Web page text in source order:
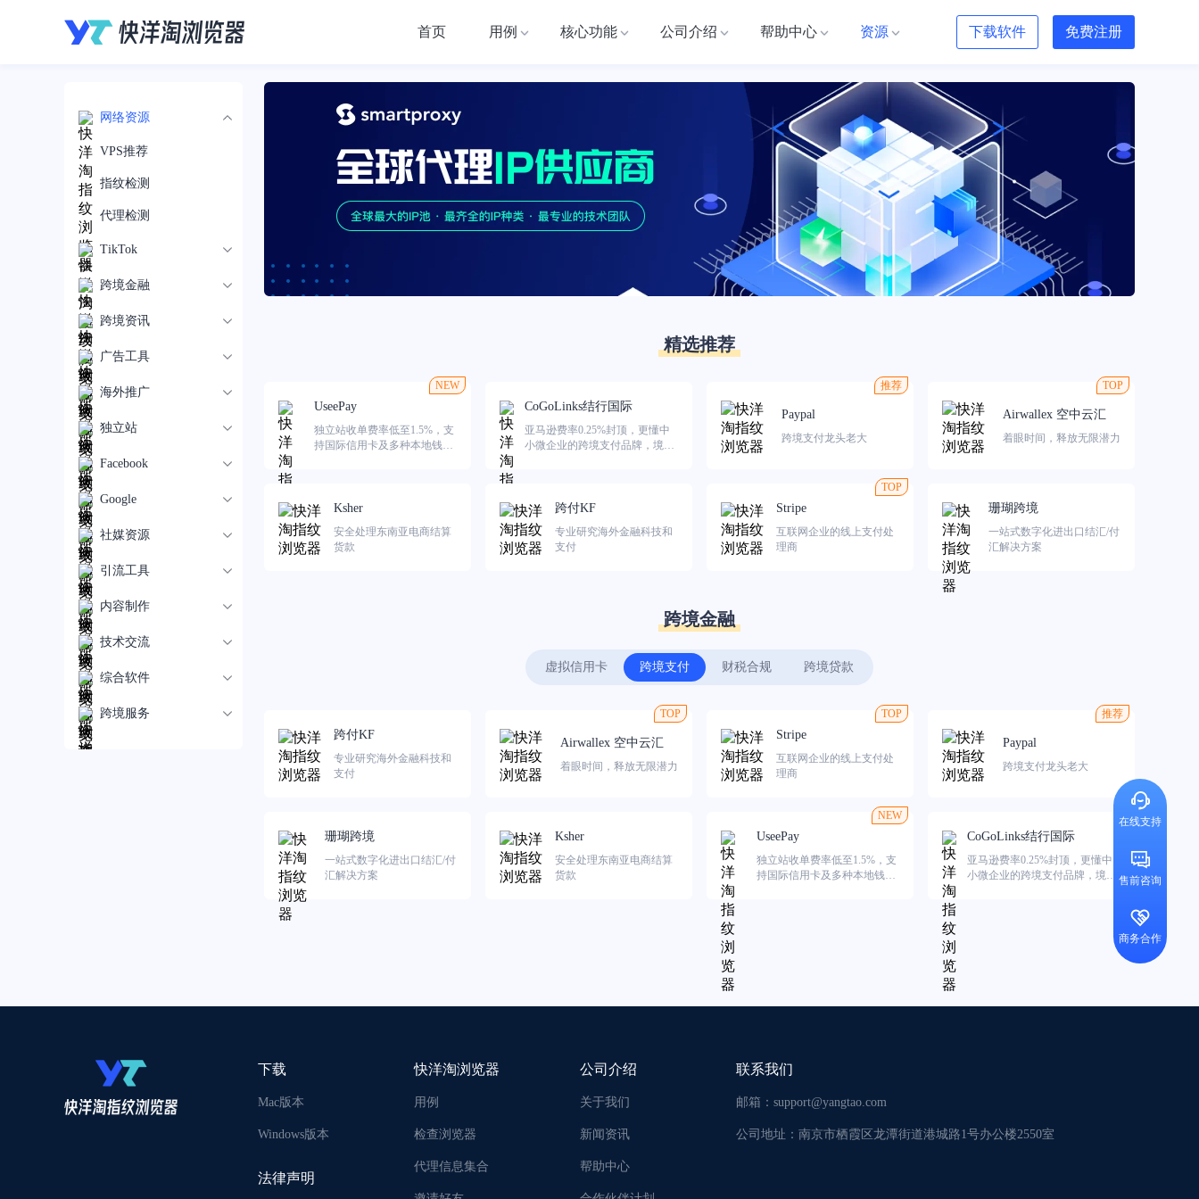
首页 用例 核心功能 公司介绍 帮助中心 资源 下载软件 免费注册
网络资源
VPS推荐
指纹检测
代理检测
TikTok
跨境金融
跨境资讯
广告工具
海外推广
独立站
Facebook
Google
社媒资源
引流工具
内容制作
技术交流
综合软件
跨境服务
精选推荐
UseePay
独立站收单费率低至1.5%，支
持国际信用卡及多种本地钱
NEW
CoGoLinks结行国际
亚马逊费率0.25%封顶，更懂中
小微企业的跨境支付品牌，境内
Paypal
跨境支付龙头老大
推荐
Airwallex 空中云汇
着眼时间，释放无限潜力
TOP
Ksher
安全处理东南亚电商结算
货款
跨付KF
专业研究海外金融科技和
支付
Stripe
互联网企业的线上支付处
理商
TOP
珊瑚跨境
一站式数字化进出口结汇/付
汇解决方案
跨境金融
虚拟信用卡 跨境支付 财税合规 跨境贷款
跨付KF
专业研究海外金融科技和
支付
Airwallex 空中云汇
着眼时间，释放无限潜力
TOP
Stripe
互联网企业的线上支付处
理商
TOP
Paypal
跨境支付龙头老大
推荐
珊瑚跨境
一站式数字化进出口结汇/付
汇解决方案
Ksher
安全处理东南亚电商结算
货款
UseePay
独立站收单费率低至1.5%，支
持国际信用卡及多种本地钱
NEW
CoGoLinks结行国际
亚马逊费率0.25%封顶，更懂中
小微企业的跨境支付品牌，境内
下载
Mac版本
Windows版本
法律声明
快洋淘浏览器
用例
检查浏览器
代理信息集合
公司介绍
关于我们
新闻资讯
帮助中心
联系我们
邮箱： support@yangtao.com
公司地址： 南京市栖霞区龙潭街道港城路1号办公楼2550室
在线支持
售前咨询
商务合作